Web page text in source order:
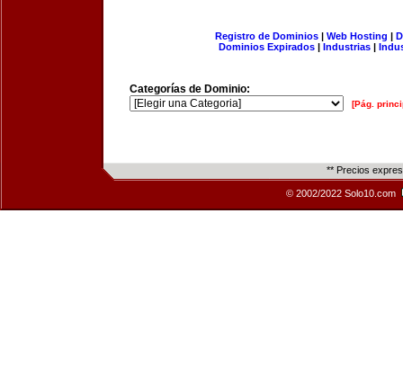
Registro de Dominios| Web Hosting |
Dominios Expirados | Industrias |
Categorías de Dominio:
[Pág.
** Precios
© 2002/2022 Solo10.com